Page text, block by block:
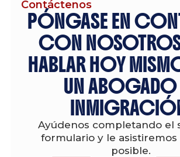
Contáctenos
PÓNGASE EN
CON NOSOTROS
HABLAR HOY
UN ABOGADO
Ayúdenos completando el
formulario y le asistiremos
posible.